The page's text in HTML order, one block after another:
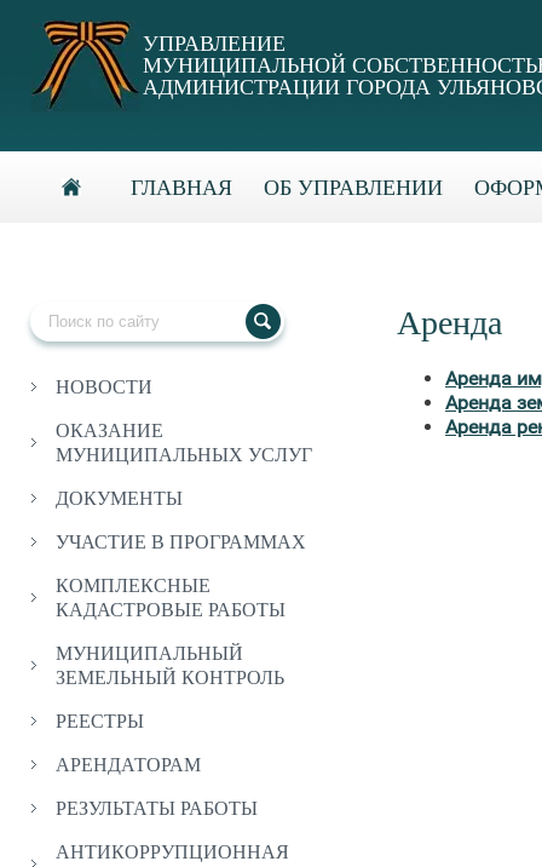
УПРАВЛЕНИЕ
МУНИЦИПАЛЬНОЙ
АДМИНИСТРАЦИИ ГОРОДА
ГЛАВНАЯ ОБ УПРАВЛЕНИИ
НОВОСТИ
ОКАЗАНИЕ
МУНИЦИПАЛЬНЫХ УСЛУГ
ДОКУМЕНТЫ
УЧАСТИЕ В ПРОГРАММАХ
КОМПЛЕКСНЫЕ
КАДАСТРОВЫЕ РАБОТЫ
МУНИЦИПАЛЬНЫЙ
ЗЕМЕЛЬНЫЙ КОНТРОЛЬ
РЕЕСТРЫ
АРЕНДАТОРАМ
РЕЗУЛЬТАТЫ РАБОТЫ
АНТИКОРРУПЦИОННАЯ
Аренда
Аренда
Аренда
Аренда